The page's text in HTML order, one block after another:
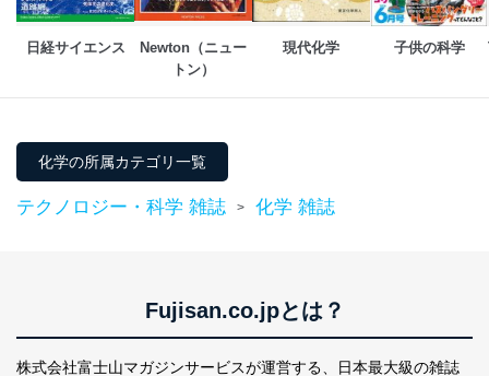
日経サイエンス
Newton（ニュー
トン）
現代化学 子供の科学
化学の所属カテゴリ一覧
テクノロジー・科学 雑誌 > 化学 雑誌
Fujisan.co.jpとは？
株式会社富士山マガジンサービスが運営する、
日本最大級の雑誌